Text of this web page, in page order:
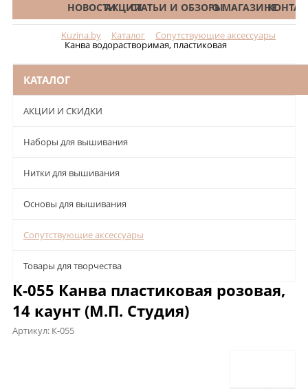
КАТАЛОГНОВОСТИАКЦИИСТАТЬИ И ОБЗОРЫО МАГАЗИНЕ
Kuzina.by Каталог Сопутствующие аксессуары
Канва водорастворимая, пластиковая
КАТАЛОГ
АКЦИИ И СКИДКИ
Наборы для вышивания
Нитки для вышивания
Основы для вышивания
Сопутствующие аксессуары
Товары для творчества
К-055 Канва пластиковая розовая,
14 каунт (М.П. Студия)
Артикул: К-055